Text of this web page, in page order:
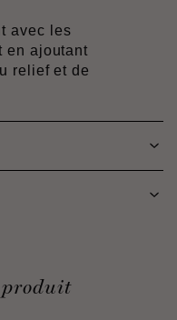
avec les
en ajoutant
relief et de